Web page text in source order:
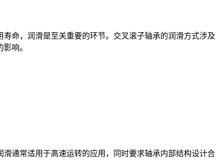
命，润滑是至关重要的环节。交叉滚子轴承的润滑方式涉及
响。
通常适用于高速运转的应用，同时要求轴承内部结构设计合